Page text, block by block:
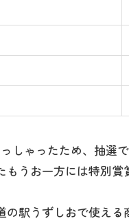
しゃったため、抽選
もうお一方には特別賞
駅うずしおで使える